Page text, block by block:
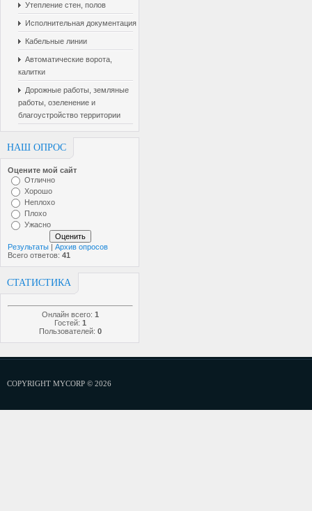
Утепление стен, полов
Исполнительная документация
Кабельные линии
Автоматические ворота,
калитки
Дорожные работы, земляные
работы, озеленение и
благоустройство территории
НАШ ОПРОС
Оцените мой сайт
Отлично
Хорошо
Неплохо
Плохо
Ужасно
Результаты | Архив опросов
Всего ответов: 41
СТАТИСТИКА
Онлайн всего: 1
Гостей: 1
Пользователей: 0
COPYRIGHT MYCORP © 2026